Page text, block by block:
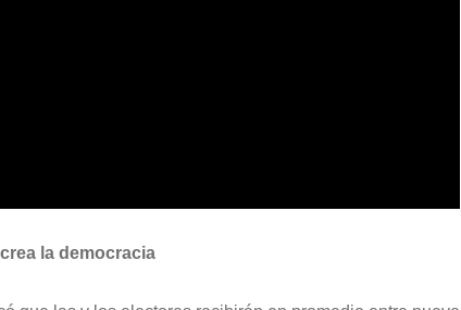
la democracia